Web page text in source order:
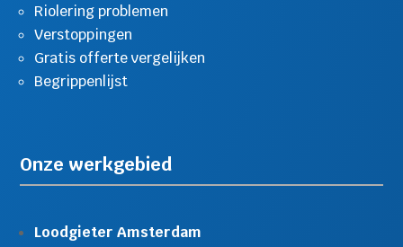
Riolering problemen
Verstoppingen
Gratis offerte vergelijken
Begrippenlijst
Onze werkgebied
Loodgieter Amsterdam